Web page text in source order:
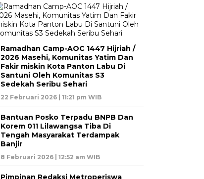
Ramadhan Camp-AOC 1447 Hijriah /
2026 Masehi, Komunitas Yatim Dan
Fakir miskin Kota Panton Labu Di
Santuni Oleh Komunitas S3
Sedekah Seribu Sehari
22 Februari 2026 | 11:21 pm WIB
Bantuan Posko Terpadu BNPB Dan
Korem 011 Lilawangsa Tiba Di
Tengah Masyarakat Terdampak
Banjir
8 Februari 2026 | 12:52 am WIB
Pimpinan Redaksi Metroperiswa